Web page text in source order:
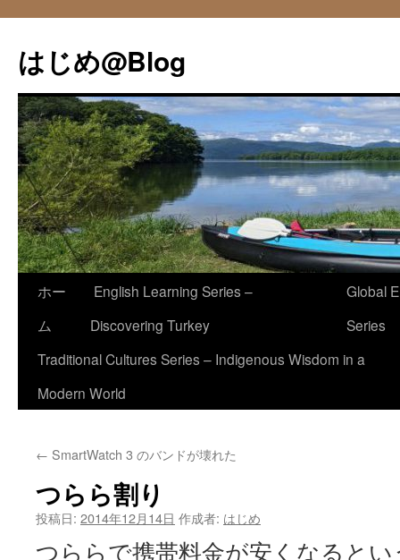
テ
ン
へ
ス
キ
ッ
プ
はじめ@Blog
ホー
ム
English Learning Series –
Discovering Turkey
Global
Series
Traditional Cultures Series – Indigenous Wisdom in a
Modern World
← SmartWatch 3 のバンドが壊れた
つらら割り
投稿日: 2014年12月14日 作成者: はじめ
つららで携帯料金が安くなると